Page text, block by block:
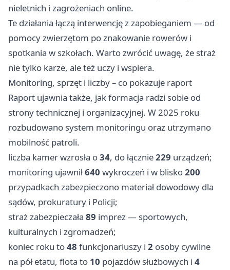
nieletnich i zagrożeniach online.
Te działania łączą interwencję z zapobieganiem — od
pomocy zwierzętom po znakowanie rowerów i
spotkania w szkołach. Warto zwrócić uwagę, że straż
nie tylko karze, ale też uczy i wspiera.
Monitoring, sprzęt i liczby – co pokazuje raport
Raport ujawnia także, jak formacja radzi sobie od
strony technicznej i organizacyjnej. W 2025 roku
rozbudowano system monitoringu oraz utrzymano
mobilność patroli.
liczba kamer wzrosła o34, do łącznie229 urządzeń;
monitoring ujawnił640 wykroczeń i w blisko200
przypadkach zabezpieczono materiał dowodowy dla
sądów, prokuratury i Policji;
straż zabezpieczała 89 imprez — sportowych,
kulturalnych i zgromadzeń;
koniec roku to48 funkcjonariuszy i 2 osoby cywilne
na pół etatu, flota to 10 pojazdów służbowych i 4